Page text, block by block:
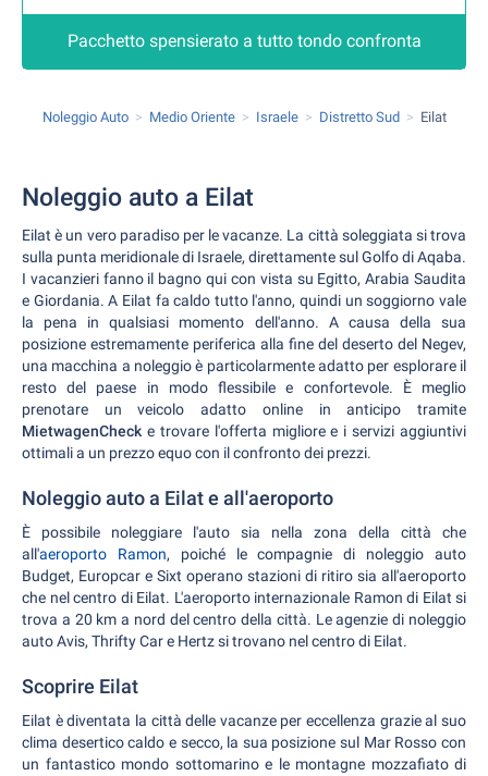
Pacchetto spensierato a tutto tondo confronta
Noleggio Auto Medio Oriente Israele Distretto Sud Eilat
Noleggio auto a Eilat
Eilat è un vero paradiso per le vacanze. La città soleggiata si trova
sulla punta meridionale di Israele, direttamente sul Golfo di Aqaba.
I vacanzieri fanno il bagno qui con vista su Egitto, Arabia Saudita
e Giordania. A Eilat fa caldo tutto l'anno, quindi un soggiorno vale
la pena in qualsiasi momento dell'anno. A causa della sua
posizione estremamente periferica alla fine del deserto del Negev,
una macchina a noleggio è particolarmente adatto per esplorare il
resto del paese in modo flessibile e confortevole. È meglio
prenotare un veicolo adatto online in anticipo tramite
MietwagenCheck e trovare l'offerta migliore e i servizi aggiuntivi
ottimali a un prezzo equo con il confronto dei prezzi.
Noleggio auto a Eilat e all'aeroporto
È possibile noleggiare l'auto sia nella zona della città che
all'aeroporto Ramon, poiché le compagnie di noleggio auto
Budget, Europcar e Sixt operano stazioni di ritiro sia all'aeroporto
che nel centro di Eilat. L'aeroporto internazionale Ramon di Eilat si
trova a 20 km a nord del centro della città. Le agenzie di noleggio
auto Avis, Thrifty Car e Hertz si trovano nel centro di Eilat.
Scoprire Eilat
Eilat è diventata la città delle vacanze per eccellenza grazie al suo
clima desertico caldo e secco, la sua posizione sul Mar Rosso con
un fantastico mondo sottomarino e le montagne mozzafiato di